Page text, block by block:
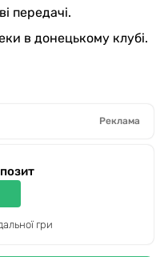
передачі.
в донецькому клубі.
Реклама
гри